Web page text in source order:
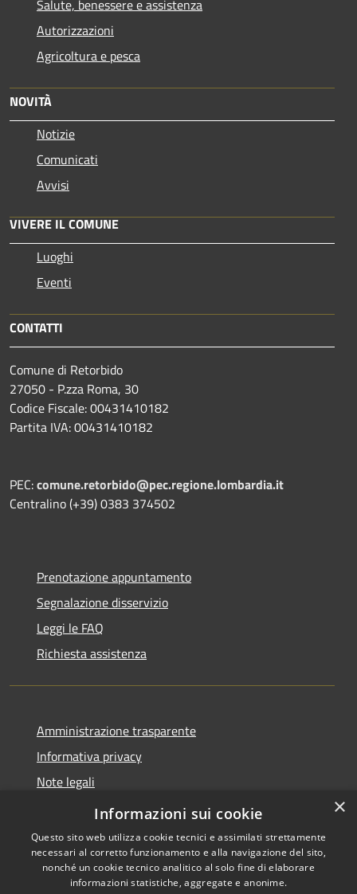
Salute, benessere e assistenza
Autorizzazioni
Agricoltura e pesca
NOVITÀ
Notizie
Comunicati
Avvisi
VIVERE IL COMUNE
Luoghi
Eventi
CONTATTI
Comune di Retorbido
27050 - P.zza Roma, 30
Codice Fiscale: 00431410182
Partita IVA: 00431410182
PEC:comune.retorbido@pec.regione.lombardia.it
Centralino (+39) 0383 374502
Prenotazione appuntamento
Segnalazione disservizio
Leggi le FAQ
Richiesta assistenza
Amministrazione trasparente
Informativa privacy
Note legali
Dichiarazione di accessibilità
Copyright © 2026 • Comune di
×
Informazioni sui cookie
Questo sito web utilizza cookie tecnici e assimilati strettamente
necessari al corretto funzionamento e alla navigazione del sito,
nonché un cookie tecnico analitico al solo fine di elaborare
informazioni statistiche, aggregate e anonime.